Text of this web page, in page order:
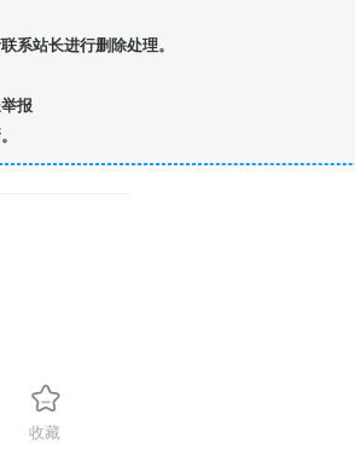
系站长进行删除处理。
报
收藏